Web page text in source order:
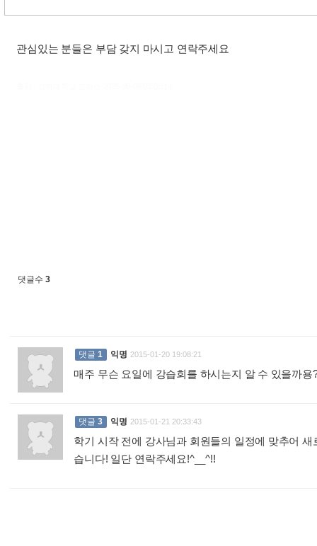
관심있는 분들은 부담 갖지 마시고 연락주세요
댓글수 3
댓글 1 익명 2015-01-20 19:08:21
매주 무슨 요일에 강습회를 하시는지 알 수 있을까용
댓글 3 익명 2015-01-21 20:33:43
학기 시작 전에 강사님과 회원들의 일정에 맞추어
습니다! 일단 연락주세요!^__^!!